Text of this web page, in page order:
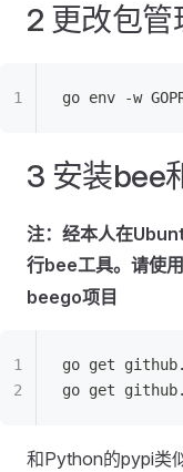
2 更改包
go env -w
3 安装bee
注：经本人在
行bee工具。请使用
beego项目
go get
go get
和Python的pypi类